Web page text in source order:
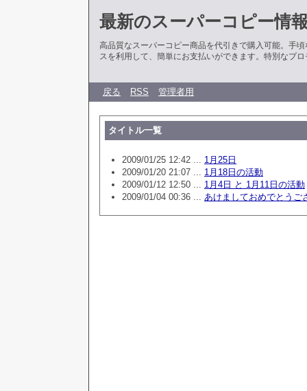
最新のスーパーコピー情
高品質なスーパーコピー商品を代引きで購入可能。手
スを利用して、簡単にお支払いができます。特別なプ
戻る RSS 管理者用
タイトル一覧
2009/01/25 12:42 ... 1月25日
2009/01/20 21:07 ... 1月18日の活動
2009/01/12 12:50 ... 1月4日 と 1月11日の活動
2009/01/04 00:36 ... あけましておめでとうご